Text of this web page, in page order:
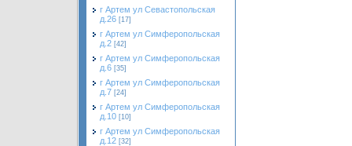
г Артем ул Севастопольская
д.26 [17]
г Артем ул Симферопольская
д.2 [42]
г Артем ул Симферопольская
д.6 [35]
г Артем ул Симферопольская
д.7 [24]
г Артем ул Симферопольская
д.10 [10]
г Артем ул Симферопольская
д.12 [32]